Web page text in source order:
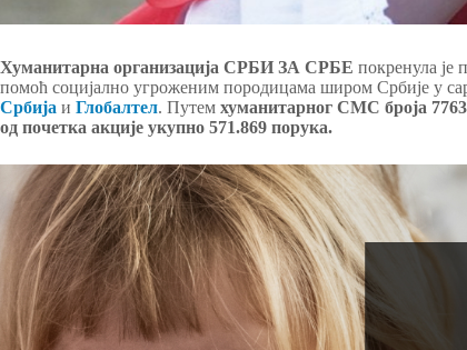
Хуманитарна организација СРБИ ЗА СРБЕ покренула је
помоћ социјално угроженим породицама широм Србије у
Србија и Глобалтел. Путем хуманитарног СМС броја 7763
од почетка акције укупно 571.869 порука.